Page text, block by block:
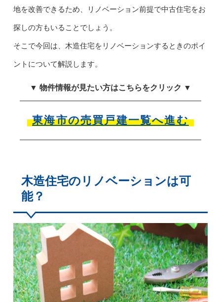
地を改善できるため、リノベーション前提で中古住宅をお
探しの方もいることでしょう。
そこで今回は、木造住宅をリノベーションするときのポイ
ントについて解説します。
▼ 物件情報が見たい方はこちらをクリック ▼
東海市の売買戸建一覧へ進む
木造住宅のリノベーションは可
能？